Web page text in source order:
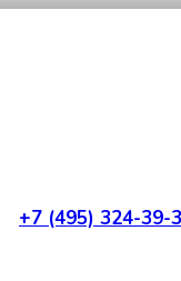
+7 (495) 324-39-